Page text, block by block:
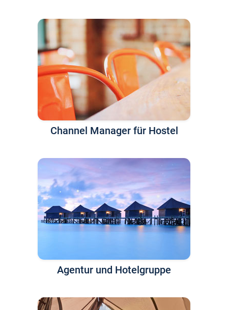
Channel Manager für Hostel
Agentur und Hotelgruppe